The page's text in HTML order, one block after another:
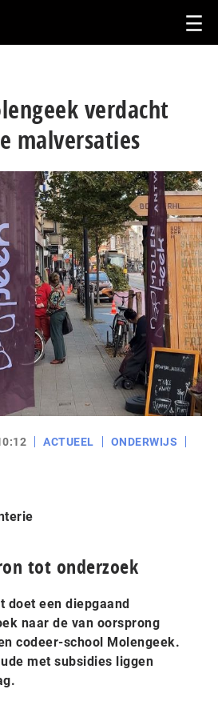
verdacht
malversaties
ACTUEEL
ONDERWIJS
tot onderzoek
doet een diepgaand
naar de van oorsprong
codeer-school Molengeek.
met subsidies liggen